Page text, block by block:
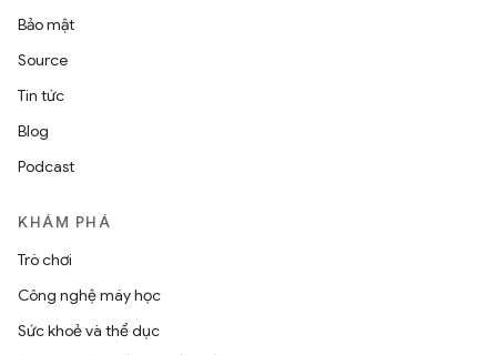
Bảo mật
Source
Tin tức
Blog
Podcast
KHÁM PHÁ
Trò chơi
Công nghệ máy học
Sức khoẻ và thể dục